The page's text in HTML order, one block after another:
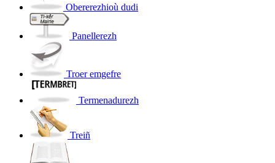
Obererezhioù dudi
Panellerezh
Troer emgefre
Termenadurezh
Treiñ